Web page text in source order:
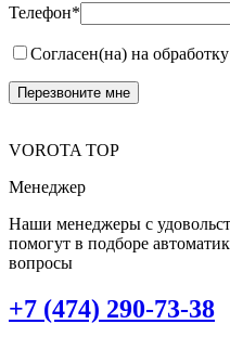
Телефон*
Согласен(на) на
VOROTA TOP
Менеджер
Наши менеджеры с
помогут в подборе
вопросы
+7 (474) 290-73-38